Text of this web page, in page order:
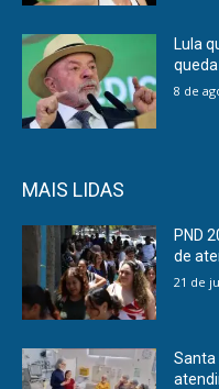
Lula
8 de
MAIS LIDAS
PND
de
21 de
Santa